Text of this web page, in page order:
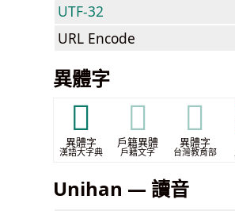
UTF-32
URL Encode
異體字
𦍗
異體字
漢語大字典
𦍗
戶籍異體
戶籍文字
𦍗
異體字
台灣教育部
Unihan — 讀音